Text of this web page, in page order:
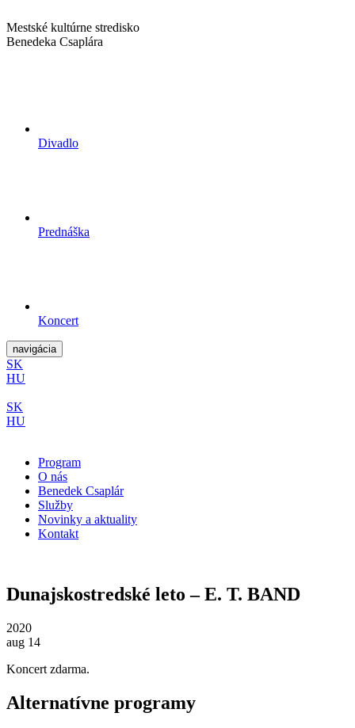
Mestské kultúrne stredisko
Benedeka Csaplára
Divadlo
Prednáška
Koncert
navigácia
SK
HU
SK
HU
Program
O nás
Benedek Csaplár
Služby
Novinky a aktuality
Kontakt
Dunajskostredské leto – E. T. BAND
2020
aug 14
Koncert zdarma.
Alternatívne programy